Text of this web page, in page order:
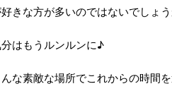
好きな方が多いのではないでしょ
はもうルンルンに♪
んな素敵な場所でこれからの時間